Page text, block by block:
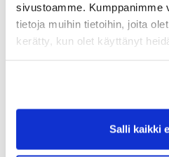
sivustoamme. Kumppanimme
tietoja muihin tietoihin, joita
kerätty, kun olet käyttänyt
Salli kaikki
Jäsennumero:
Haluan tilata Ringside
Olen lukenut
henkilötietojeni